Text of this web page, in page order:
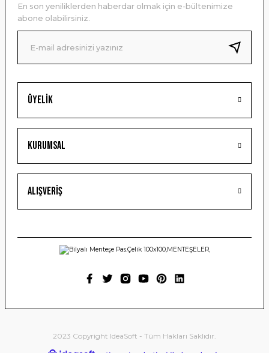
Ürün bilgilerinde hatalar bulunuyor.
Ürün fiyatı diğer sitelerden daha pahalı.
Bu ürüne benzer farklı alternatifler olmalı.
Gönder
Üyelik
Kurumsal
Alışveriş
En son yeniliklerden haberdar olmak için e-bültenimize
abone olabilirsiniz.
2023 Copyright IdeaSoft - Tüm Hakları Saklıdır.